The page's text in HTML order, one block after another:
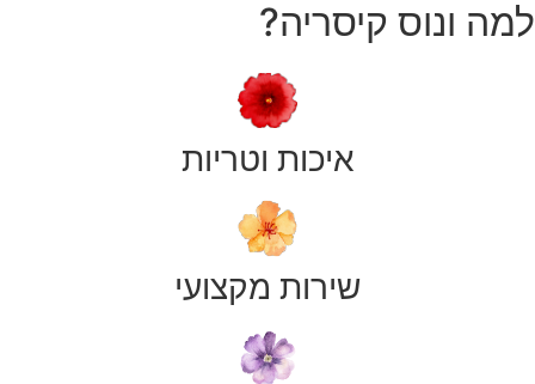
למה ונוס קיסריה?
איכות וטריות
שירות מקצועי